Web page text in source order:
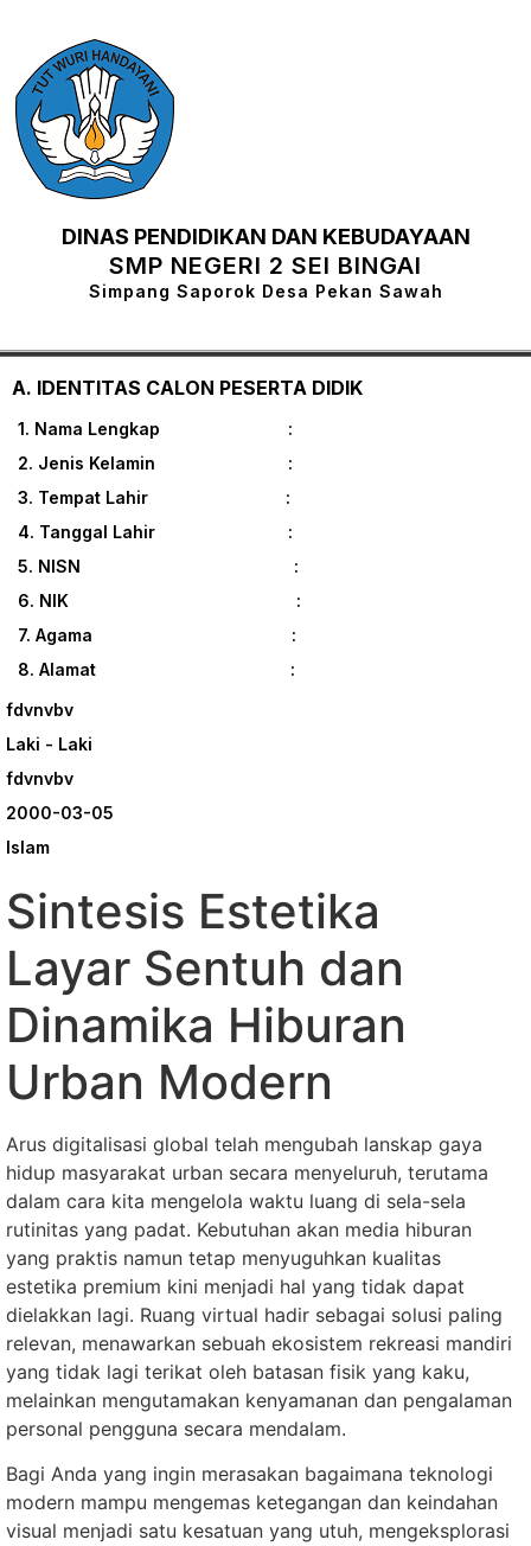
DINAS PENDIDIKAN DAN KEBUDAYAAN
SMP NEGERI 2 SEI BINGAI
Simpang Saporok Desa Pekan Sawah
A. IDENTITAS CALON PESERTA DIDIK
1. Nama Lengkap :
2. Jenis Kelamin :
3. Tempat Lahir :
4. Tanggal Lahir :
5. NISN :
6. NIK :
7. Agama :
8. Alamat :
fdvnvbv
Laki - Laki
fdvnvbv
2000-03-05
Islam
Sintesis Estetika
Layar Sentuh dan
Dinamika Hiburan
Urban Modern
Arus digitalisasi global telah mengubah lanskap gaya
hidup masyarakat urban secara menyeluruh, terutama
dalam cara kita mengelola waktu luang di sela-sela
rutinitas yang padat. Kebutuhan akan media hiburan
yang praktis namun tetap menyuguhkan kualitas
estetika premium kini menjadi hal yang tidak dapat
dielakkan lagi. Ruang virtual hadir sebagai solusi paling
relevan, menawarkan sebuah ekosistem rekreasi mandiri
yang tidak lagi terikat oleh batasan fisik yang kaku,
melainkan mengutamakan kenyamanan dan pengalaman
personal pengguna secara mendalam.
Bagi Anda yang ingin merasakan bagaimana teknologi
modern mampu mengemas ketegangan dan keindahan
visual menjadi satu kesatuan yang utuh, mengeksplorasi